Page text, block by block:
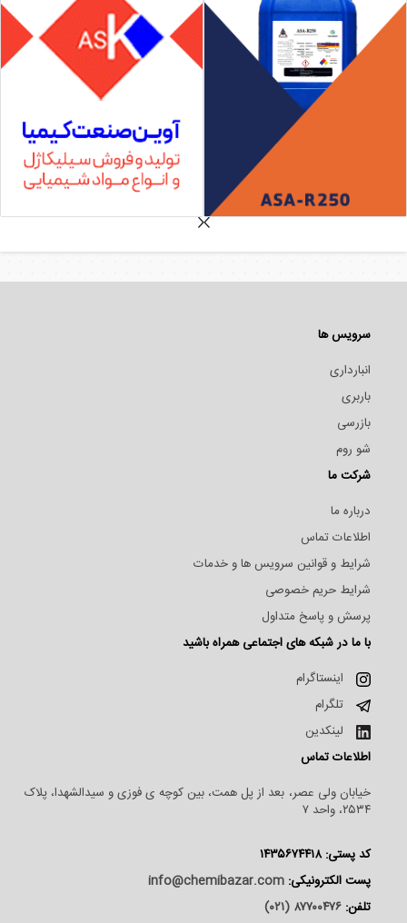
سرویس ها
انبارداری
باربری
بازرسی
شو روم
شرکت ما
درباره ما
اطلاعات تماس
شرایط و قوانین سرویس ها و خدمات
شرایط حریم خصوصی
پرسش و پاسخ متداول
با ما در شبکه های اجتماعی همراه باشید
اینستاگرام
تلگرام
لینکدین
اطلاعات تماس
خیابان ولی عصر، بعد از پل همت، بین کوچه ی فوزی و سیدالشهدا، پلاک
۲۵۳۴، واحد ۷
کد پستی: ۱۴۳۵۶۷۴۴۱۸
پست الکترونیکی: info@chemibazar.com
تلفن: ۸۷۷۰۰۴۷۶ (۰۲۱)